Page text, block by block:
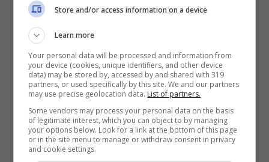
Tra le altre Regioni coinvolte nelle giornate
dedicate ai castelli a maggio troviamo le
due isole maggiori. A nord dellaSardegna
è in programma un’apertura straordinaria
di un forte. Si tratta di Opera Capo d’Orso.
Qui i visitatori potranno osservare e
apprendere come questa costruzione
Store and/or access information on a device
Learn more
Your personal data will be processed and information from
your device (cookies, unique identifiers, and other device
data) may be stored by, accessed by and shared with 319
partners, or used specifically by this site. We and our partners
may use precise geolocation data. List of partners.
Some vendors may process your personal data on the basis
of legitimate interest, which you can object to by managing
your options below. Look for a link at the bottom of this page
or in the site menu to manage or withdraw consent in privacy
and cookie settings.